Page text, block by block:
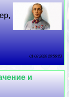
01 08 2026 20:56:23
и